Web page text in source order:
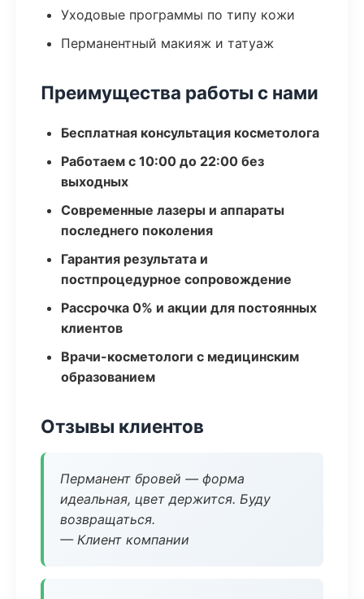
Уходовые программы по типу кожи
Перманентный макияж и татуаж
Преимущества работы с нами
Бесплатная консультация косметолога
Работаем с 10:00 до 22:00 без
выходных
Современные лазеры и аппараты
последнего поколения
Гарантия результата и
постпроцедурное сопровождение
Рассрочка 0% и акции для постоянных
клиентов
Врачи-косметологи с медицинским
образованием
Отзывы клиентов
Перманент бровей — форма
идеальная, цвет держится. Буду
возвращаться.
— Клиент компании